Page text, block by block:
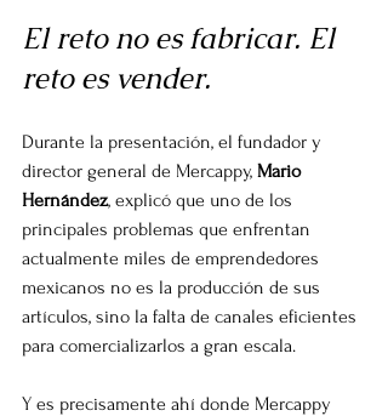
El reto no es fabricar. El
reto es vender.
Durante la presentación, el fundador y
director general de Mercappy, Mario
Hernández, explicó que uno de los
principales problemas que enfrentan
actualmente miles de emprendedores
mexicanos no es la producción de sus
artículos, sino la falta de canales eficientes
para comercializarlos a gran escala.
Y es precisamente ahí donde Mercappy